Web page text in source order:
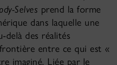
Selves prend la forme
dans laquelle une
delà des réalités
entre ce qui est «
imaginé. Liée par le